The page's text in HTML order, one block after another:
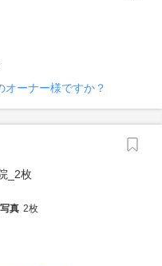
オーナー様ですか？
写真 2枚